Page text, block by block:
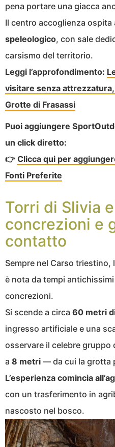
pena portare una giacca
Il centro accoglienza ospita
speleologico, con sale
carsismo del territorio.
Leggi l’approfondimento:
visitare senza
Grotte di Frasassi
Puoi aggiungere
un click diretto:
👉 Clicca qui per
Fonti Preferite
Torri di Slivia
concrezioni e
contatto
Sempre nel Carso triestino,
è nota da tempi
concrezioni.
Si scende a circa 60 metri
ingresso artificiale e una
osservare il celebre
a 8 metri — da cui la grotta
L’esperienza comincia
con un trasferimento in
nascosto nel bosco.